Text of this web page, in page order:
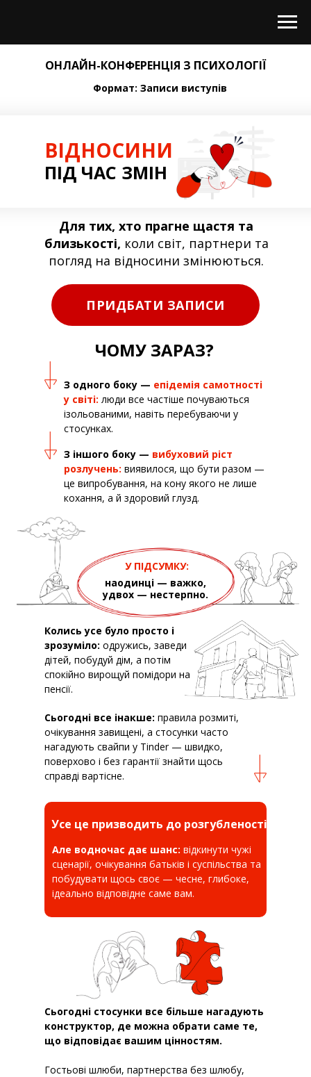
Формат: Записи виступів
ПРИДБАТИ ЗАПИСИ
ОНЛАЙН-КОНФЕРЕНЦІЯ З ПСИХОЛОГІЇ
Для тих, хто прагне щастя та
близькості, коли світ, партнери та
погляд на відносини змінюються.
ПІД ЧАС ЗМІН
ВІДНОСИНИ
ЧОМУ ЗАРАЗ?
З іншого боку — вибуховий ріст
розлучень: виявилося, що бути разом —
це випробування, на кону якого не лише
кохання, а й здоровий глузд.
З одного боку — епідемія самотності
у світі: люди все частіше почуваються
ізольованими, навіть перебуваючи у
стосунках.
У ПІДСУМКУ:
наодинці — важко,
удвох — нестерпно.
Але водночас дає шанс: відкинути чужі
сценарії, очікування батьків і суспільства та
побудувати щось своє — чесне, глибоке,
ідеально відповідне саме вам.
Колись усе було просто і
зрозуміло: одружись, заведи
дітей, побудуй дім, а потім
спокійно вирощуй помідори на
пенсії.
Сьогодні все інакше: правила розмиті,
очікування завищені, а стосунки часто
нагадують свайпи у Tinder — швидко,
поверхово і без гарантії знайти щось
справді вартісне.
Усе це призводить до розгубленості.
Сьогодні стосунки все більше нагадують
конструктор, де можна обрати саме те,
що відповідає вашим цінностям.
Гостьові шлюби, партнерства без шлюбу,